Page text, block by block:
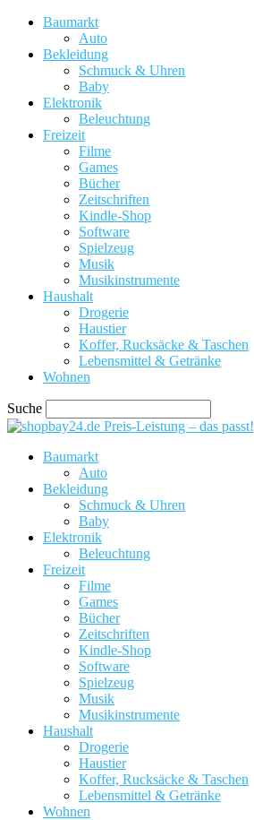
Baumarkt
Auto
Bekleidung
Schmuck & Uhren
Baby
Elektronik
Beleuchtung
Freizeit
Filme
Games
Bücher
Zeitschriften
Kindle-Shop
Software
Spielzeug
Musik
Musikinstrumente
Haushalt
Drogerie
Haustier
Koffer, Rucksäcke & Taschen
Lebensmittel & Getränke
Wohnen
Suche
Preis-Leistung – das passt!
Baumarkt
Auto
Bekleidung
Schmuck & Uhren
Baby
Elektronik
Beleuchtung
Freizeit
Filme
Games
Bücher
Zeitschriften
Kindle-Shop
Software
Spielzeug
Musik
Musikinstrumente
Haushalt
Drogerie
Haustier
Koffer, Rucksäcke & Taschen
Lebensmittel & Getränke
Wohnen